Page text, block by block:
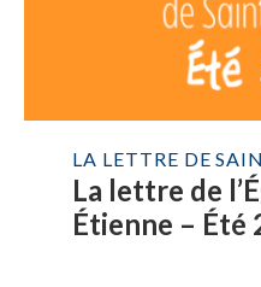
LA LETTRE DE
La lettre de
Étienne – Été